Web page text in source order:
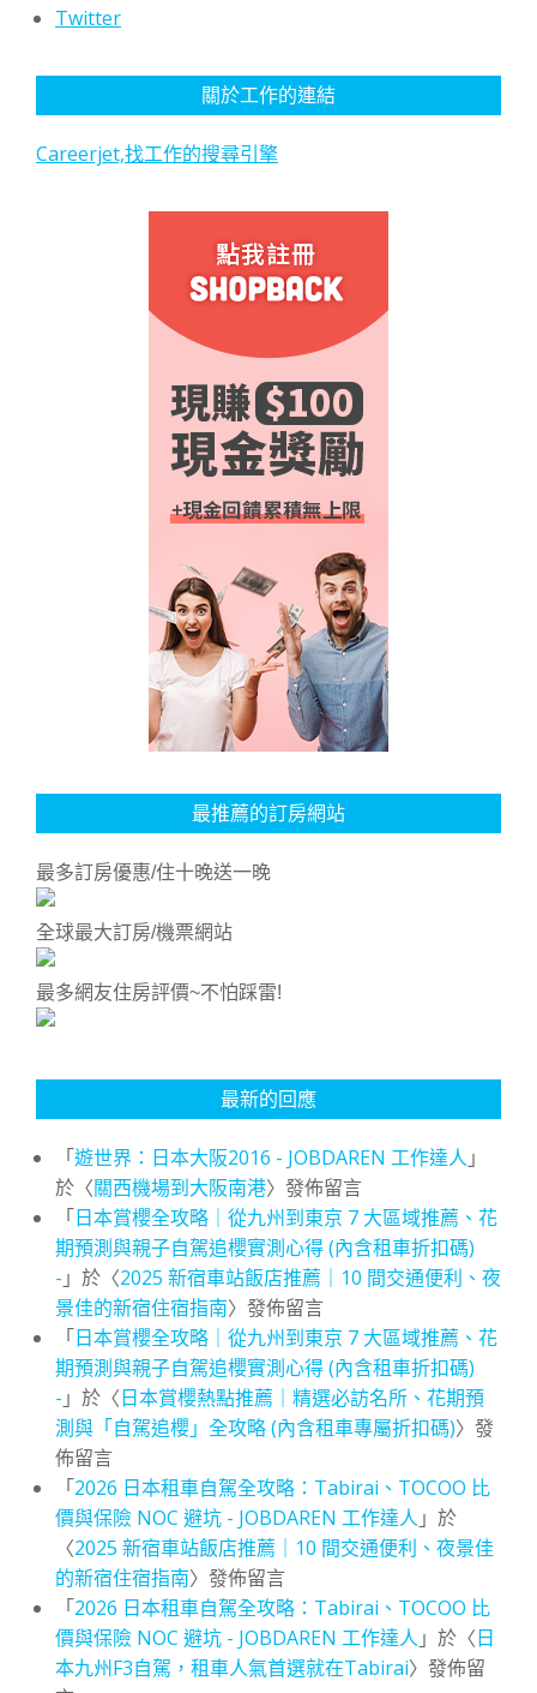
Twitter
關於工作的連結
Careerjet,找工作的搜尋引擎
最推薦的訂房網站
最多訂房優惠/住十晚送一晚
全球最大訂房/機票網站
最多網友住房評價~不怕踩雷!
最新的回應
「遊世界：日本大阪2016 - JOBDAREN 工作達人 」
於〈關西機場到大阪南港〉發佈留言
「日本賞櫻全攻略｜從九州到東京 7 大區域推薦、花
期預測與親子自駕追櫻實測心得 (內含租車折扣碼)
- 」於〈2025 新宿車站飯店推薦｜10 間交通便利、夜
景佳的新宿住宿指南〉發佈留言
「日本賞櫻全攻略｜從九州到東京 7 大區域推薦、花
期預測與親子自駕追櫻實測心得 (內含租車折扣碼)
- 」於〈日本賞櫻熱點推薦｜精選必訪名所、花期預
測與「自駕追櫻」全攻略 (內含租車專屬折扣碼)〉發
佈留言
「2026 日本租車自駕全攻略：Tabirai、TOCOO 比
價與保險 NOC 避坑 - JOBDAREN 工作達人 」於
〈2025 新宿車站飯店推薦｜10 間交通便利、夜景佳
的新宿住宿指南〉發佈留言
「2026 日本租車自駕全攻略：Tabirai、TOCOO 比
價與保險 NOC 避坑 - JOBDAREN 工作達人 」於〈日
本九州F3自駕，租車人氣首選就在Tabirai〉發佈留